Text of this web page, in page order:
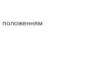
положенням